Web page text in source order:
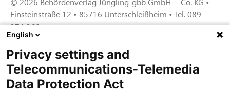
Einsteinstraße 12 • 85716 Unterschleißheim • Tel. 089
374 360
Zertifiziert für das Sicherheitsmanagem
entsystem unter TU4® durch TÜViT Essen
English
Privacy settings and
Telecommunications-Telemedia
Data Protection Act